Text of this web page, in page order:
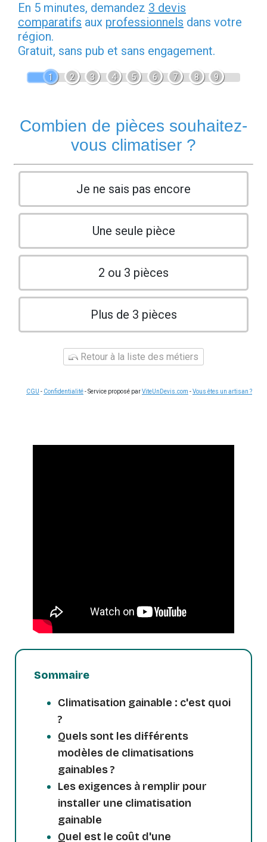
En 5 minutes, demandez 3 devis
comparatifs aux professionnels dans votre
région.
Gratuit, sans pub et sans engagement.
1 2 3 4 5 6 7 8 9
Combien de pièces souhaitez-
vous climatiser ?
Je ne sais pas encore
Une seule pièce
2 ou 3 pièces
Plus de 3 pièces
Retour à la liste des métiers
CGU - Confidentialité- Service proposé parViteUnDevis.com -Vous êtes un artisan ?
Sommaire
Climatisation gainable : c'est quoi
?
Quels sont les différents
modèles de climatisations
gainables ?
Les exigences à remplir pour
installer une climatisation
gainable
Quel est le coût d'une